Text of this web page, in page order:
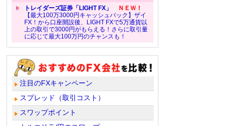
トレイダーズ証券「LIGHT FX」
ＮＥＷ！
【最大100万3000円キャッシュバック】ザイ
FX！から口座開設後、LIGHT FXで5万通貨以
上の取引で3000円がもらえる！さらに取引量
に応じて最大100万円のチャンスも！
注目のFXキャンペーン
スプレッド（取引コスト）
スワップポイント